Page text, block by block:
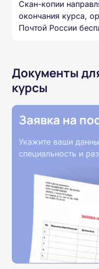
Скан-копии
окончания курса,
Почтой России
Документы
курсы
Заявка на
Укажите ваши
специальность и